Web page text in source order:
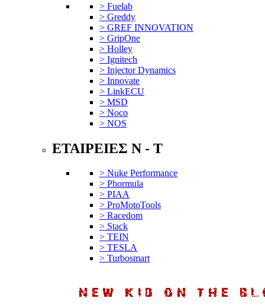
> Fuelab
> Greddy
> GREF INNOVATION
> GripOne
> Holley
> Ignitech
> Injector Dynamics
> Innovate
> LinkECU
> MSD
> Noco
> NOS
ΕΤΑΙΡΕΙΕΣ N - T
> Nuke Performance
> Phormula
> PIAA
> ProMotoTools
> Racedom
> Stack
> TEIN
> TESLA
> Turbosmart